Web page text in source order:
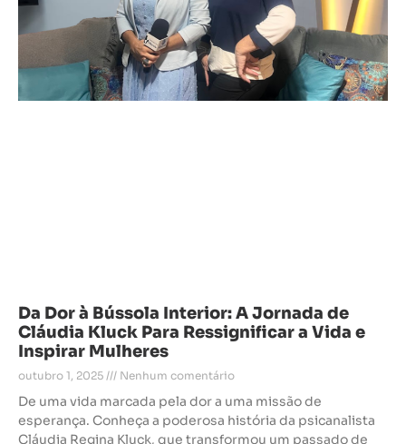
Da Dor à Bússola Interior: A Jornada de
Cláudia Kluck Para Ressignificar a Vida e
Inspirar Mulheres
outubro 1, 2025 Nenhum comentário
De uma vida marcada pela dor a uma missão de
esperança. Conheça a poderosa história da psicanalista
Cláudia Regina Kluck, que transformou um passado de